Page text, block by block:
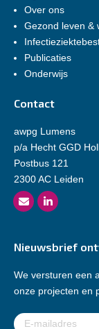
Over ons
Gezond leven &
Publicaties
Onderwijs
Contact
awpg Lumens
p/a Hecht GGD
Postbus 121
2300 AC Leiden
Nieuwsbrief
We versturen een
onze projecten en
E-